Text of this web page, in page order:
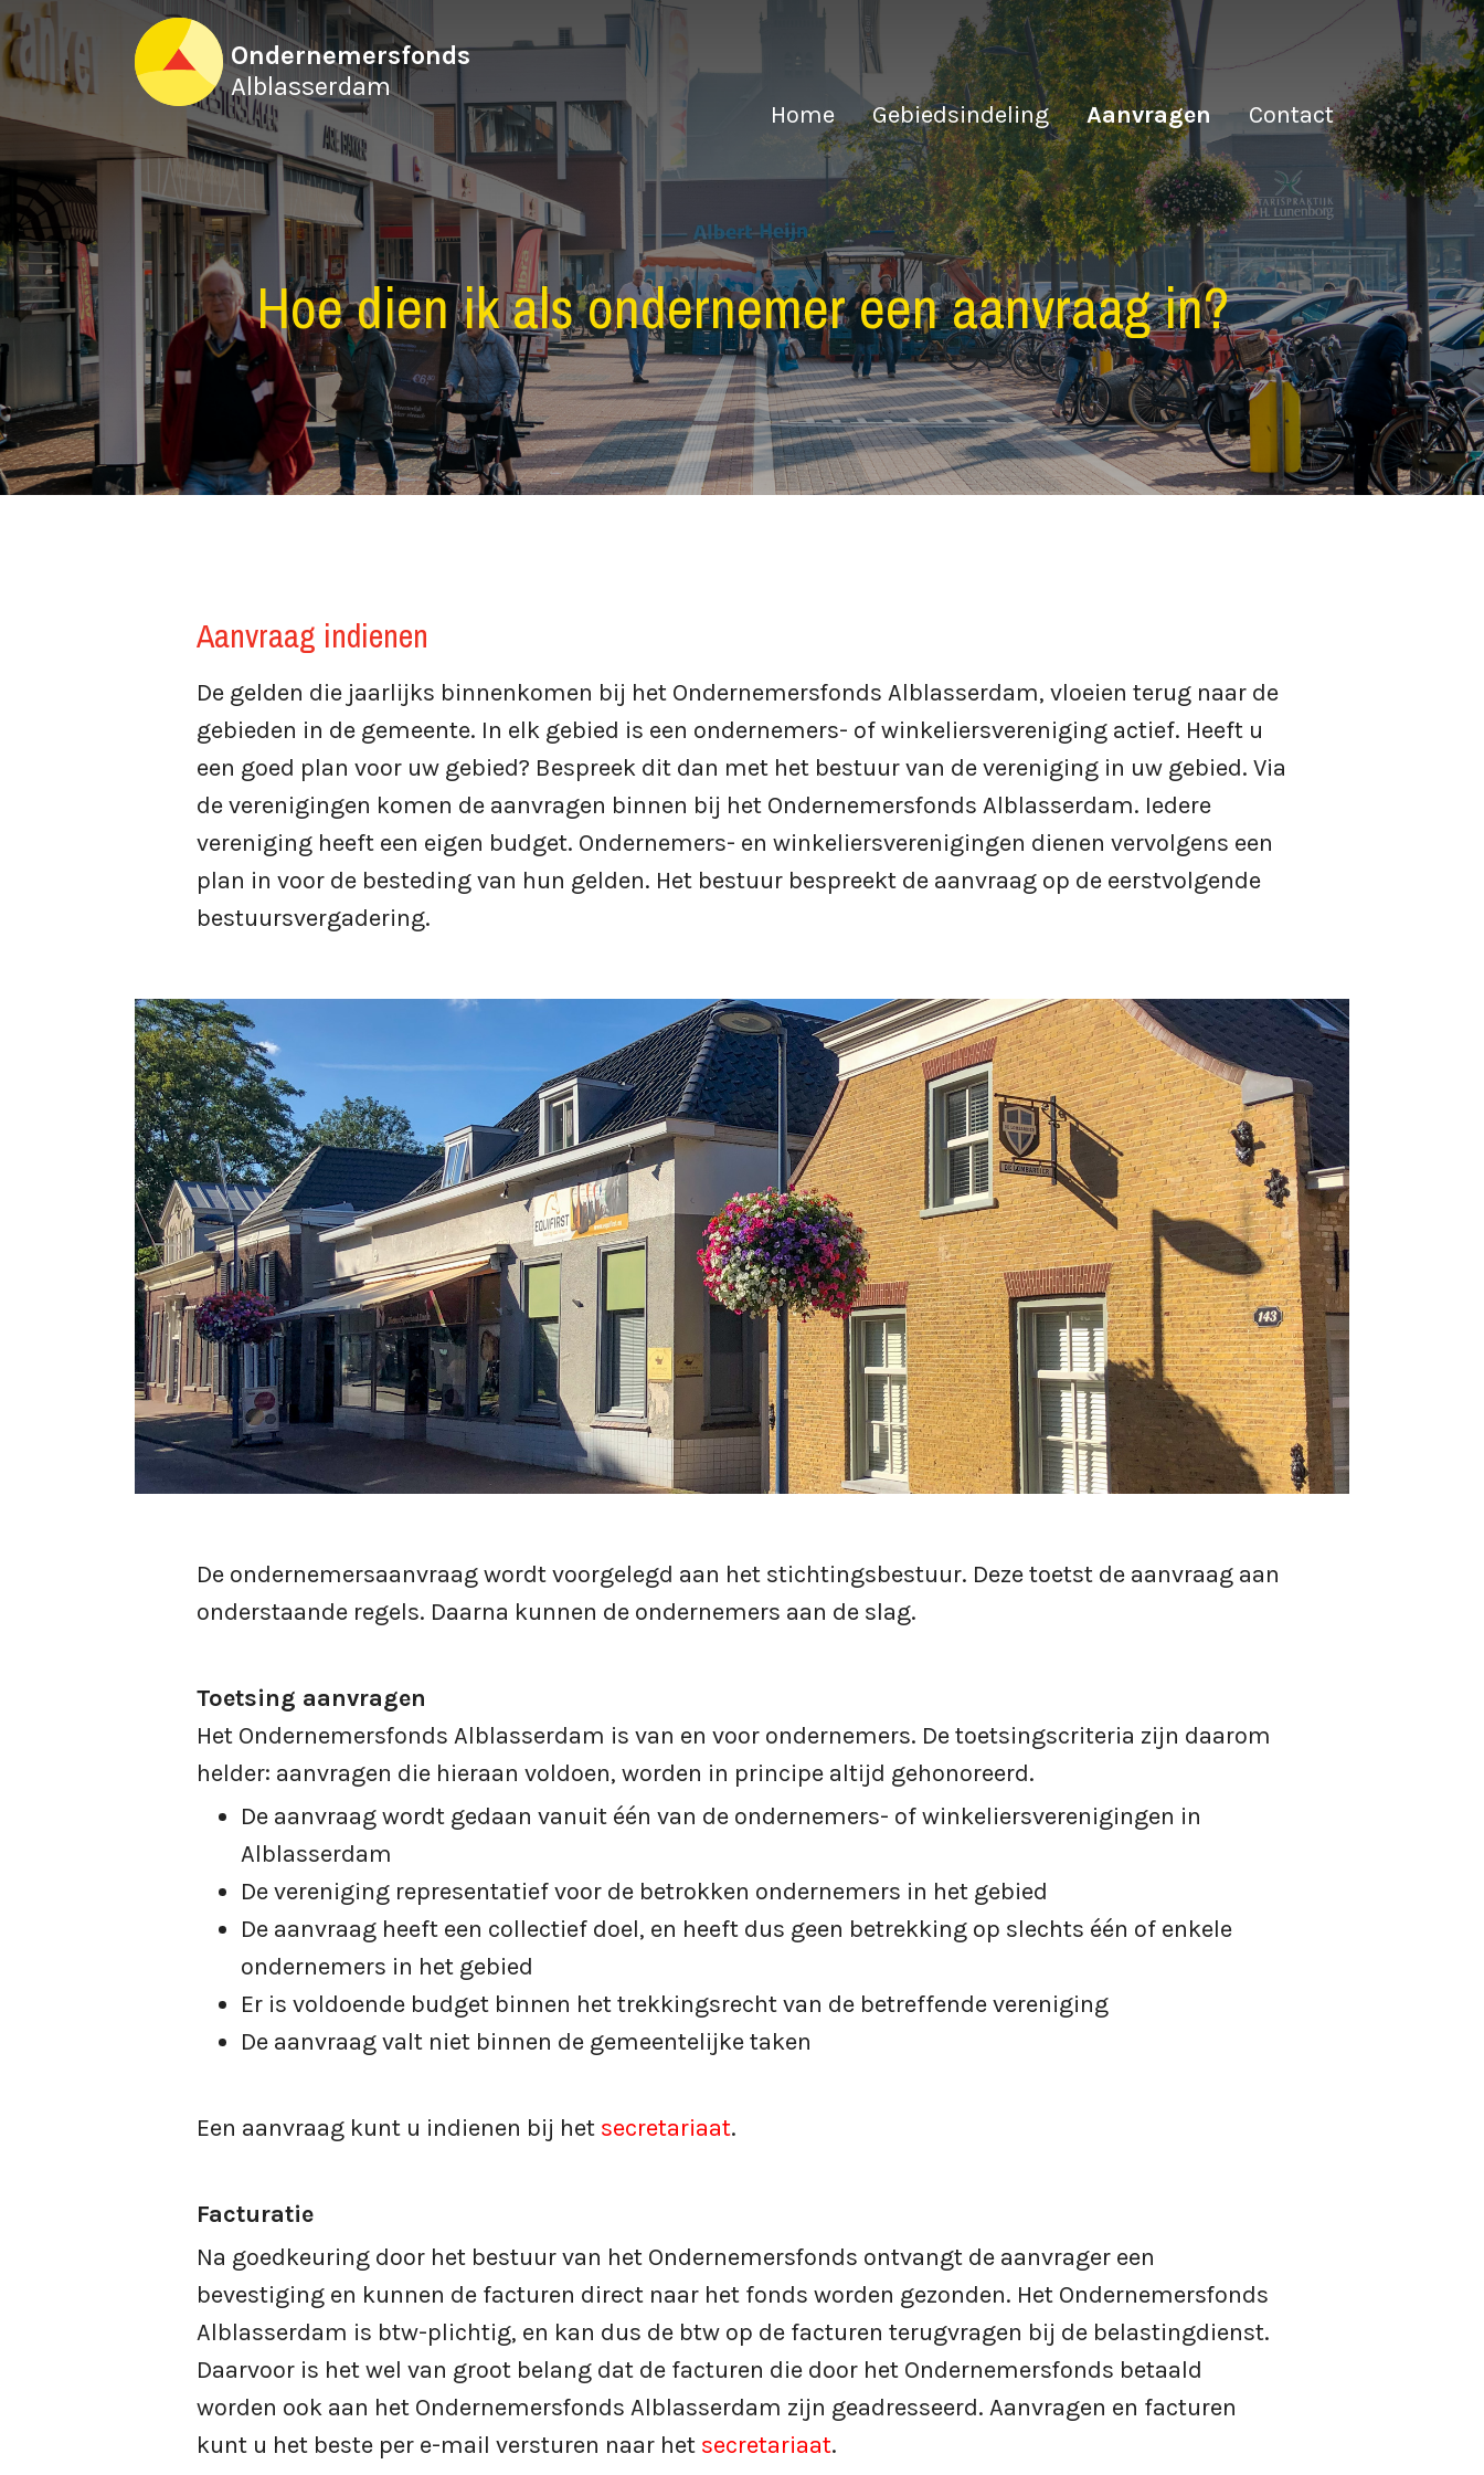
HOME
OVER ONS
WERKWIJZE
Benutting financiele middelen
NIEUWS & PROJECTEN
Ondernemersfonds
Alblasserdam
Home Gebiedsindeling Aanvragen Contact
Hoe dien ik als ondernemer een aanvraag in?
Aanvraag indienen
De gelden die jaarlijks binnenkomen bij het Ondernemersfonds Alblasserdam, vloeien terug naar de
gebieden in de gemeente. In elk gebied is een ondernemers- of winkeliersvereniging actief. Heeft u
een goed plan voor uw gebied? Bespreek dit dan met het bestuur van de vereniging in uw gebied. Via
de verenigingen komen de aanvragen binnen bij het Ondernemersfonds Alblasserdam. Iedere
vereniging heeft een eigen budget. Ondernemers- en winkeliersverenigingen dienen vervolgens een
plan in voor de besteding van hun gelden. Het bestuur bespreekt de aanvraag op de eerstvolgende
bestuursvergadering.
De ondernemersaanvraag wordt voorgelegd aan het stichtingsbestuur. Deze toetst de aanvraag aan
onderstaande regels. Daarna kunnen de ondernemers aan de slag.
Toetsing aanvragen
Het Ondernemersfonds Alblasserdam is van en voor ondernemers. De toetsingscriteria zijn daarom
helder: aanvragen die hieraan voldoen, worden in principe altijd gehonoreerd.
De aanvraag wordt gedaan vanuit één van de ondernemers- of winkeliersverenigingen in
Alblasserdam
De vereniging representatief voor de betrokken ondernemers in het gebied
De aanvraag heeft een collectief doel, en heeft dus geen betrekking op slechts één of enkele
ondernemers in het gebied
Er is voldoende budget binnen het trekkingsrecht van de betreffende vereniging
De aanvraag valt niet binnen de gemeentelijke taken
Een aanvraag kunt u indienen bij het secretariaat.
Facturatie
Na goedkeuring door het bestuur van het Ondernemersfonds ontvangt de aanvrager een
bevestiging en kunnen de facturen direct naar het fonds worden gezonden. Het Ondernemersfonds
Alblasserdam is btw-plichtig, en kan dus de btw op de facturen terugvragen bij de belastingdienst.
Daarvoor is het wel van groot belang dat de facturen die door het Ondernemersfonds betaald
worden ook aan het Ondernemersfonds Alblasserdam zijn geadresseerd. Aanvragen en facturen
kunt u het beste per e-mail versturen naar het secretariaat.